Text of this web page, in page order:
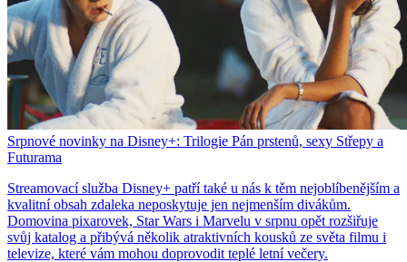
Srpnové novinky na Disney+: Trilogie Pán prstenů, sexy Střepy a
Futurama
Streamovací služba Disney+ patří také u nás k těm nejoblíbenějším a
kvalitní obsah zdaleka neposkytuje jen nejmenším divákům.
Domovina pixarovek, Star Wars i Marvelu v srpnu opět rozšiřuje
svůj katalog a přibývá několik atraktivních kousků ze světa filmu i
televize, které vám mohou doprovodit teplé letní večery.